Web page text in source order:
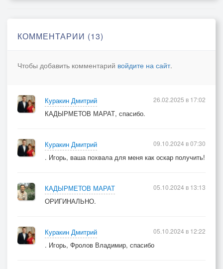
КОММЕНТАРИИ (13)
Чтобы добавить комментарий войдите на сайт.
Куракин Дмитрий
КАДЫРМЕТОВ МАРАТ, спасибо.
26.02.2025 в 17:02
Куракин Дмитрий
. Игорь, ваша похвала для меня как оскар получить!
09.10.2024 в 07:30
КАДЫРМЕТОВ МАРАТ
ОРИГИНАЛЬНО.
05.10.2024 в 13:13
Куракин Дмитрий
. Игорь, Фролов Владимир, спасибо
05.10.2024 в 12:22